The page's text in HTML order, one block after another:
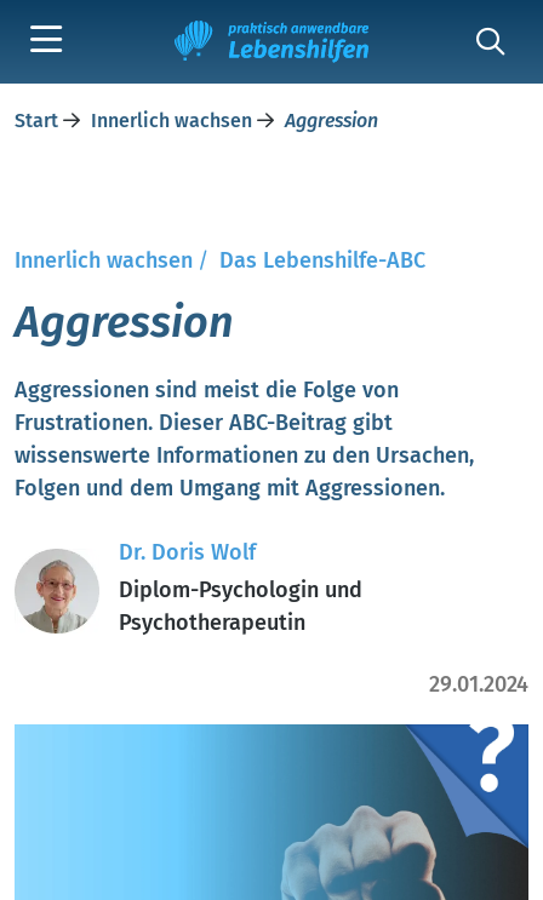
Start Innerlich wachsen Aggression
Innerlich wachsen / Das Lebenshilfe-ABC
Aggression
Aggressionen sind meist die Folge von
Frustrationen. Dieser ABC-Beitrag gibt
wissenswerte Informationen zu den Ursachen,
Folgen und dem Umgang mit Aggressionen.
Dr. Doris Wolf
Diplom-Psychologin und
Psychotherapeutin
29.01.2024